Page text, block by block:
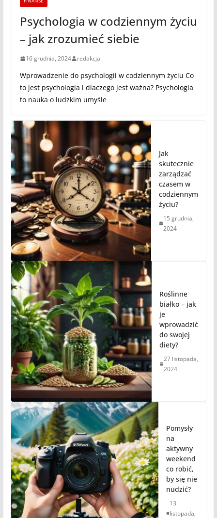
Psychologia w codziennym życiu
– jak zrozumieć siebie
16 grudnia, 2024 redakcja
Wprowadzenie do psychologii w codziennym życiu Co
to jest psychologia i dlaczego jest ważna? Psychologia
to nauka o ludzkim umyśle
Jak
skutecznie
zarządzać
czasem w
codziennym
życiu?
15 grudnia,
2024
Roślinne
białko – jak
je
wprowadzić
do swojej
diety?
27 listopada,
2024
Pomysły
na
aktywny
weekend
co robić,
by się nie
nudzić?
13
listopada,